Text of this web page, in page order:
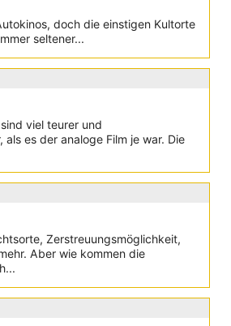
doch die einstigen Kultorte
seltener...
viel teurer und
als es der analoge Film je war. Die
Zerstreuungsmöglichkeit,
Aber wie kommen die